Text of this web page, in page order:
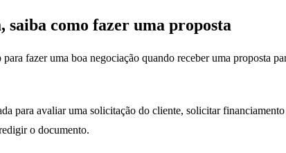
saiba como fazer uma proposta
fazer uma boa negociação quando receber uma proposta
para avaliar uma solicitação do cliente, solicitar
o documento.